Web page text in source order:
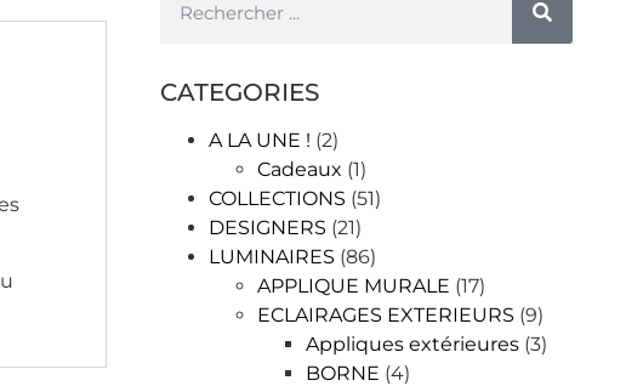
CATEGORIES
A LA UNE ! (2)
Cadeaux (1)
COLLECTIONS (51)
DESIGNERS (21)
LUMINAIRES (86)
APPLIQUE MURALE (17)
ECLAIRAGES EXTERIEURS (9)
Appliques extérieures(3)
BORNE (4)